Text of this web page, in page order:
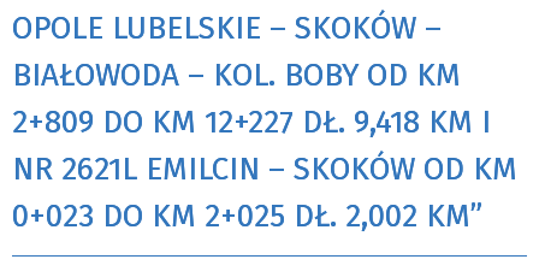
OPOLE LUBELSKIE – SKOKÓW –
BIAŁOWODA – KOL. BOBY OD KM
2+809 DO KM 12+227 DŁ. 9,418 KM I
NR 2621L EMILCIN – SKOKÓW OD KM
0+023 DO KM 2+025 DŁ. 2,002 KM”